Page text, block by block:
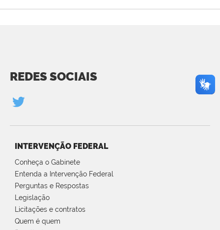
REDES SOCIAIS
INTERVENÇÃO FEDERAL
Conheça o Gabinete
Entenda a Intervenção Federal
Perguntas e Respostas
Legislação
Licitações e contratos
Quem é quem